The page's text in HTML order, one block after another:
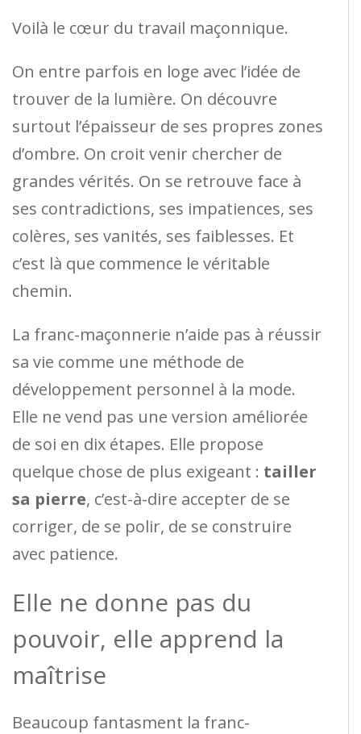
Voilà le cœur du travail maçonnique.
On entre parfois en loge avec l’idée de
trouver de la lumière. On découvre
surtout l’épaisseur de ses propres zones
d’ombre. On croit venir chercher de
grandes vérités. On se retrouve face à
ses contradictions, ses impatiences, ses
colères, ses vanités, ses faiblesses. Et
c’est là que commence le véritable
chemin.
La franc-maçonnerie n’aide pas à réussir
sa vie comme une méthode de
développement personnel à la mode.
Elle ne vend pas une version améliorée
de soi en dix étapes. Elle propose
quelque chose de plus exigeant : tailler
sa pierre, c’est-à-dire accepter de se
corriger, de se polir, de se construire
avec patience.
Elle ne donne pas du
pouvoir, elle apprend la
maîtrise
Beaucoup fantasment la franc-